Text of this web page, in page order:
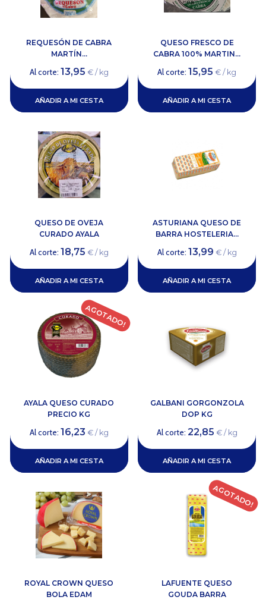
REQUESÓN DE CABRA
MARTÍN...
Al corte: 13,95 € / kg
AÑADIR A MI CESTA
QUESO FRESCO DE
CABRA 100% MARTIN...
Al corte:15,95 € / kg
AÑADIR A MI CESTA
QUESO DE OVEJA
CURADO AYALA
Al corte: 18,75 € / kg
AÑADIR A MI CESTA
ASTURIANA QUESO DE
BARRA HOSTELERIA...
Al corte: 13,99 € / kg
AÑADIR A MI CESTA
AYALA QUESO CURADO
PRECIO KG
Al corte: 16,23 € / kg
AÑADIR A MI CESTA
AGOTADO!
GALBANI GORGONZOLA
DOP KG
Al corte: 22,85 € / kg
AÑADIR A MI CESTA
ROYAL CROWN QUESO
BOLA EDAM
LAFUENTE QUESO
GOUDA BARRA
AGOTADO!